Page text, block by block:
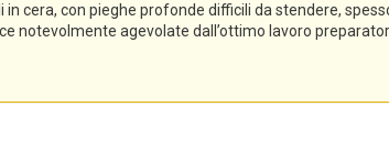
cera, con pieghe profonde difficili da stendere,
notevolmente agevolate dall’ottimo lavoro